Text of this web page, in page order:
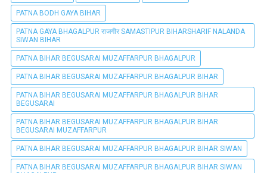
PATNA BODH GAYA BIHAR
PATNA GAYA BHAGALPUR राजगीर SAMASTIPUR BIHARSHARIF NALANDA
SIWAN BIHAR
PATNA BIHAR BEGUSARAI MUZAFFARPUR BHAGALPUR
PATNA BIHAR BEGUSARAI MUZAFFARPUR BHAGALPUR BIHAR
PATNA BIHAR BEGUSARAI MUZAFFARPUR BHAGALPUR BIHAR
BEGUSARAI
PATNA BIHAR BEGUSARAI MUZAFFARPUR BHAGALPUR BIHAR
BEGUSARAI MUZAFFARPUR
PATNA BIHAR BEGUSARAI MUZAFFARPUR BHAGALPUR BIHAR SIWAN
PATNA BIHAR BEGUSARAI MUZAFFARPUR BHAGALPUR BIHAR SIWAN